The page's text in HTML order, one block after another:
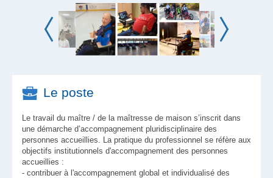
Le poste
Le travail du maître / de la maîtresse de maison s’inscrit dans
une démarche d’accompagnement pluridisciplinaire des
personnes accueillies. La pratique du professionnel se réfère aux
objectifs institutionnels d'accompagnement des personnes
accueillies :
- contribuer à l'accompagnement global et individualisé des